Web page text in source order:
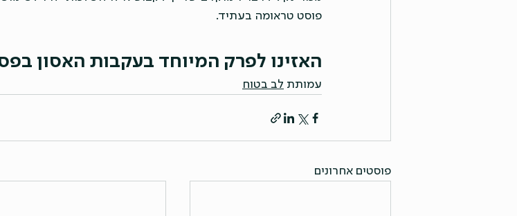
פוסט טראומה בעתיד.
האזינו לפרק המיוחד בעקבות האסון
עמותת לב בטוח
פוסטים אחרונים